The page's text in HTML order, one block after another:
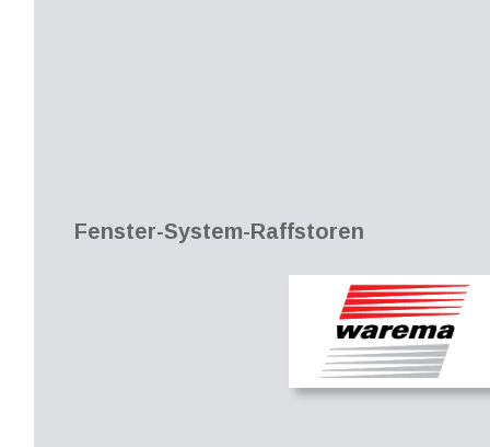
Fenster-System-Raffstoren